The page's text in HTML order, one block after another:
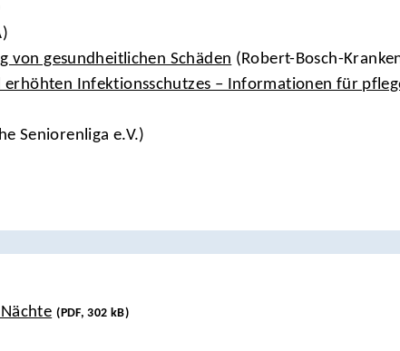
von gesundheitlichen Schäden (Robert-Bosch-
Infektionsschutzes – Informationen für
Seniorenliga e.V.)
(PDF, 302 kB)